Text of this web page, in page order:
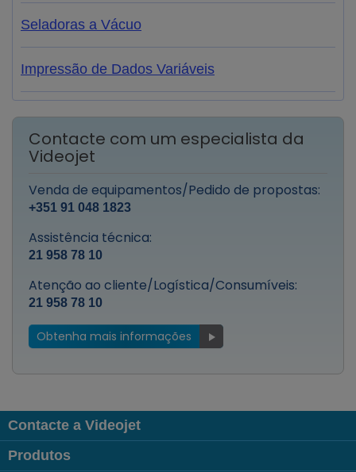
Seladoras a Vácuo
Impressão de Dados Variáveis
Contacte com um especialista da
Videojet
Venda de equipamentos/Pedido de propostas:
+351 91 048 1823
Assistência técnica:
21 958 78 10
Atenção ao cliente/Logística/Consumíveis:
21 958 78 10
Obtenha mais informações
Contacte a Videojet
Produtos